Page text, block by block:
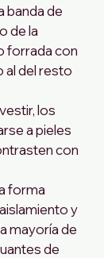
banda de
de la
forrada con
al del resto
los
a pieles
con
forma
y
mayoría de
de